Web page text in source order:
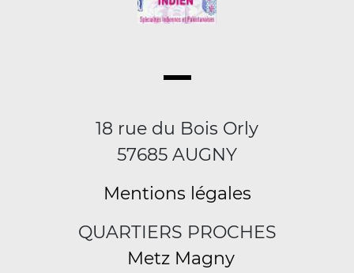
18 rue du Bois Orly
57685 AUGNY
Mentions légales
QUARTIERS PROCHES
Metz Magny